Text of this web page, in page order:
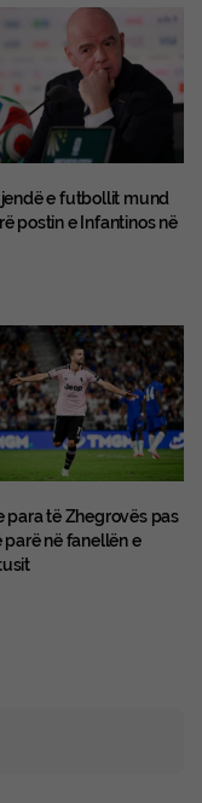
e futbollit mund
postin e Infantinos në
para të Zhegrovës pas
parë në fanellën e